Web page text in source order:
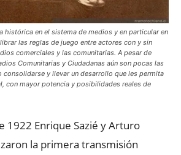
histórica en el sistema de medios y en particular en
las reglas de juego entre actores con y sin
comerciales y las comunitarias. A pesar de
Comunitarias y Ciudadanas aún son pocas las
consolidarse y llevar un desarrollo que les permita
con mayor potencia y posibilidades reales de
1922 Enrique Sazié y Arturo
la primera transmisión